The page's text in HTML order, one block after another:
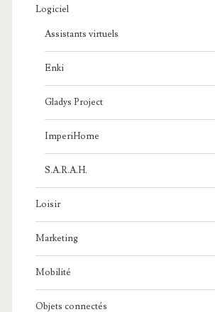
Logiciel
Assistants virtuels
Enki
Gladys Project
ImperiHome
S.A.R.A.H.
Loisir
Marketing
Mobilité
Objets connectés